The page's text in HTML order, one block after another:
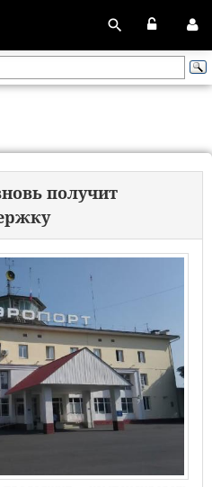
получит